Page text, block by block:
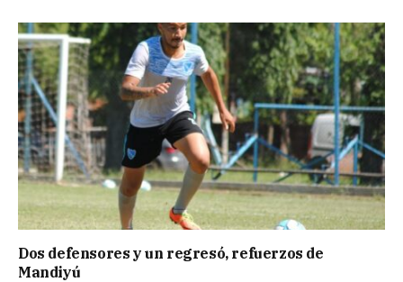
Dos defensores y un regresó, refuerzos de
Mandiyú